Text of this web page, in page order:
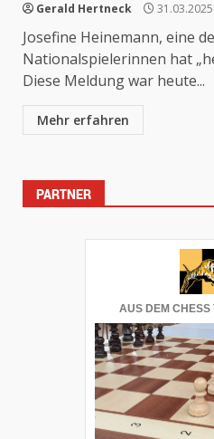
Gerald Hertneck 31.03.2025
Josefine Heinemann, eine
Nationalspielerinnen hat
Diese Meldung war heute...
Mehr erfahren
PARTNER
AUS DEM CHESS